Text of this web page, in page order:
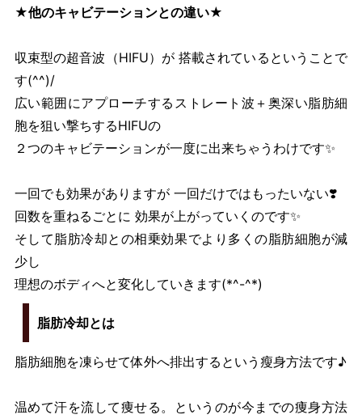
★他のキャビテーションとの違い★
収束型の超音波（HIFU）が 搭載されているということで
す(^^)/
広い範囲にアプローチするストレート波＋奥深い脂肪細
胞を狙い撃ちするHIFUの
２つのキャビテーションが一度に出来ちゃうわけです✨
一回でも効果がありますが 一回だけではもったいない❣️
回数を重ねるごとに 効果が上がっていくのです✨
そして脂肪冷却との相乗効果でより多くの脂肪細胞が減
少し
理想のボディへと変化していきます(*^-^*)
脂肪冷却とは
脂肪細胞を凍らせて体外へ排出するという瘦身方法です♪
温めて汗を流して痩せる。というのが今までの痩身方法